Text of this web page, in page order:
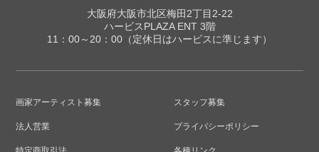
兵役につく
中国の収容所生活を経て復員する
毛にアトリエを構える
1954年 ヴェネチア・ビェンナーレに、日本
大阪府大阪市北区梅田2丁目2-22
ハービスPLAZA ENT 3階
11：00～20：00（定休日はハービスに準じます）
画家アーティスト募集 スタッフ募集
法人営業 プライバシーポリシー